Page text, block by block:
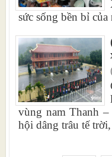
sức sống bền bỉ
vùng nam Thanh
hội dâng trâu tế